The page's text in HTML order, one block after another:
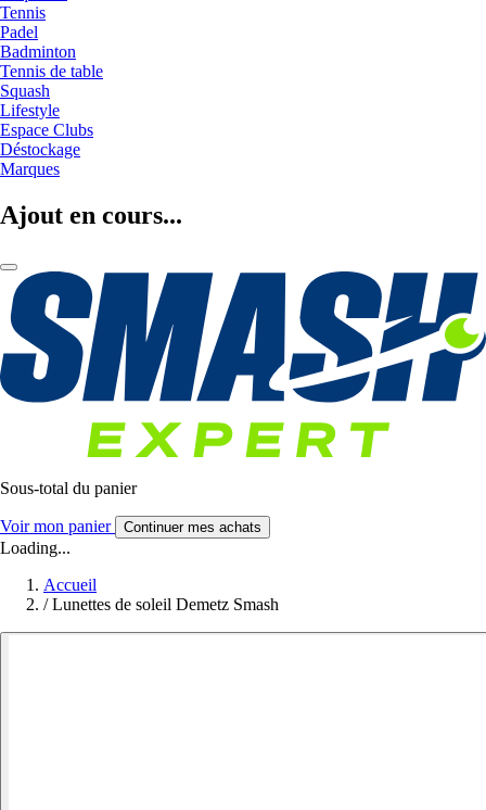
Tennis
Padel
Badminton
Tennis de table
Squash
Lifestyle
Espace Clubs
Déstockage
Marques
Ajout en cours...
Sous-total du panier
Voir mon panier Continuer mes achats
Loading...
Accueil
/ Lunettes de soleil Demetz Smash